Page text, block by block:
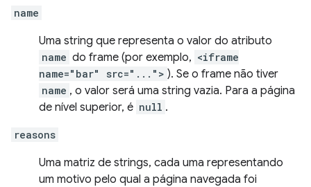
name
Uma string que representa o valor do atributo
name do frame (por exemplo, <iframe
name="bar" src="..."> ). Se o frame não tiver
name , o valor será uma string vazia. Para a página
de nível superior, é null .
reasons
Uma matriz de strings, cada uma representando
um motivo pelo qual a página navegada foi